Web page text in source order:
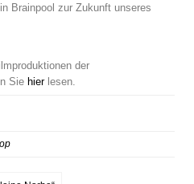
Brainpool zur Zukunft unseres
der
Sie hierlesen.